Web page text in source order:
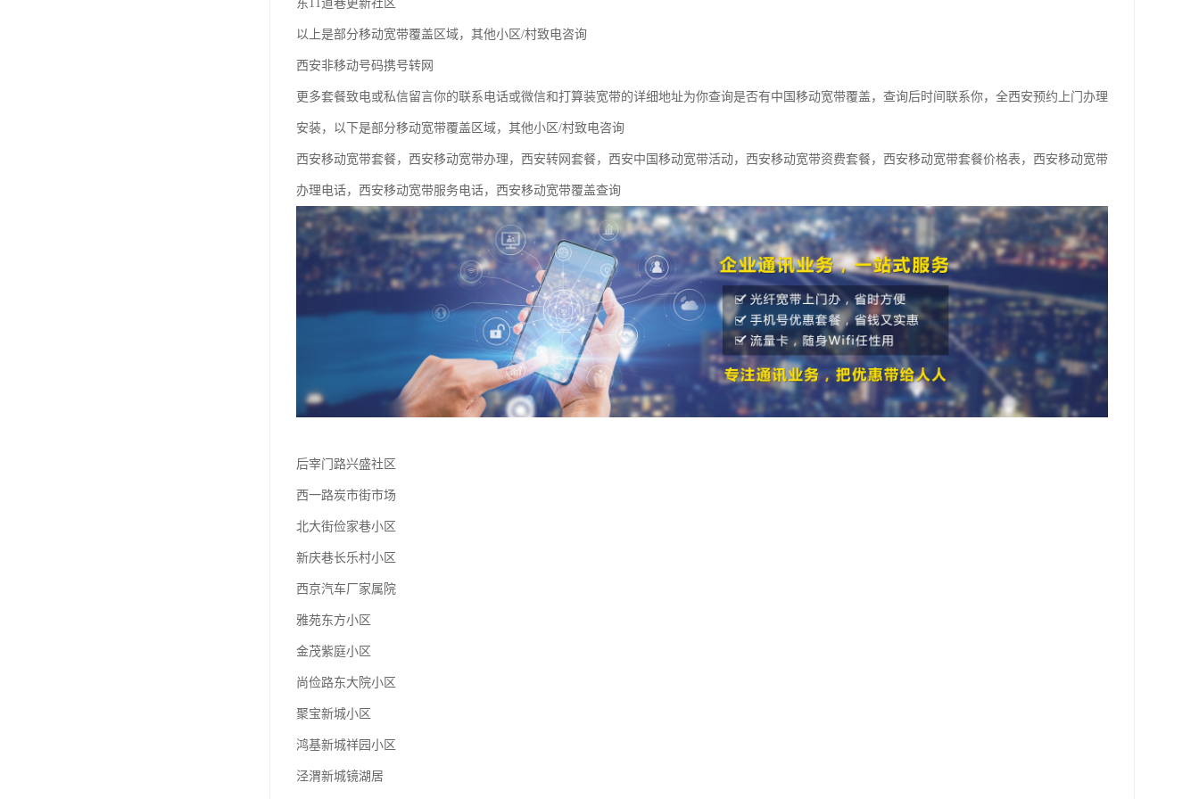
东11道巷更新社区
以上是部分移动宽带覆盖区域，其他小区/村致电咨询
西安非移动号码携号转网
更多套餐致电或私信留言你的联系电话或微信和打算装宽带的详细地址为你查询是否有中国移动宽带覆盖，查询后时间联系你，全西安预约上门办理
安装，以下是部分移动宽带覆盖区域，其他小区/村致电咨询
西安移动宽带套餐，西安移动宽带办理，西安转网套餐，西安中国移动宽带活动，西安移动宽带资费套餐，西安移动宽带套餐价格表，西安移动宽带
办理电话，西安移动宽带服务电话，西安移动宽带覆盖查询
后宰门路兴盛社区
西一路炭市街市场
北大街俭家巷小区
新庆巷长乐村小区
西京汽车厂家属院
雅苑东方小区
金茂紫庭小区
尚俭路东大院小区
聚宝新城小区
鸿基新城祥园小区
泾渭新城镜湖居